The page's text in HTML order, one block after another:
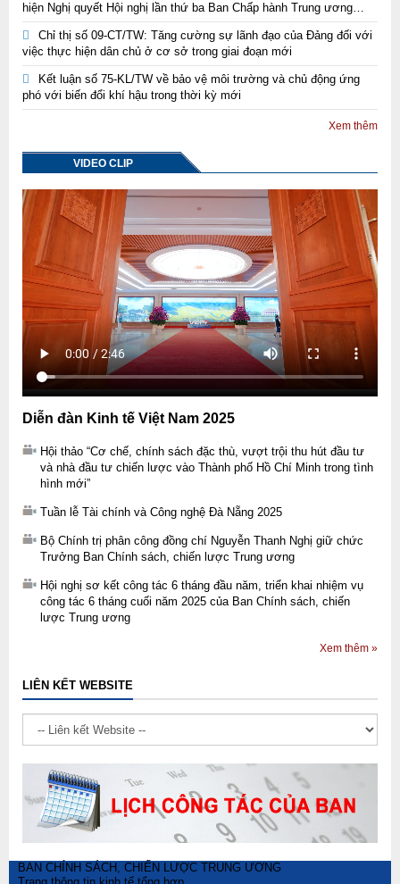
hiện Nghị quyết Hội nghị lần thứ ba Ban Chấp hành Trung ương
Đảng khoá XIV về đổi mới mô hình phát triển Việt Nam
Chỉ thị số 09-CT/TW: Tăng cường sự lãnh đạo của Đảng đối với
việc thực hiện dân chủ ở cơ sở trong giai đoạn mới
Kết luận số 75-KL/TW về bảo vệ môi trường và chủ động ứng
phó với biến đổi khí hậu trong thời kỳ mới
Xem thêm
VIDEO CLIP
Diễn đàn Kinh tế Việt Nam 2025
Hội thảo “Cơ chế, chính sách đặc thù, vượt trội thu hút đầu tư
và nhà đầu tư chiến lược vào Thành phố Hồ Chí Minh trong tình
hình mới”
Tuần lễ Tài chính và Công nghệ Đà Nẵng 2025
Bộ Chính trị phân công đồng chí Nguyễn Thanh Nghị giữ chức
Trưởng Ban Chính sách, chiến lược Trung ương
Hội nghị sơ kết công tác 6 tháng đầu năm, triển khai nhiệm vụ
công tác 6 tháng cuối năm 2025 của Ban Chính sách, chiến
lược Trung ương
Xem thêm »
LIÊN KẾT WEBSITE
BAN CHÍNH SÁCH, CHIẾN LƯỢC TRUNG ƯƠNG